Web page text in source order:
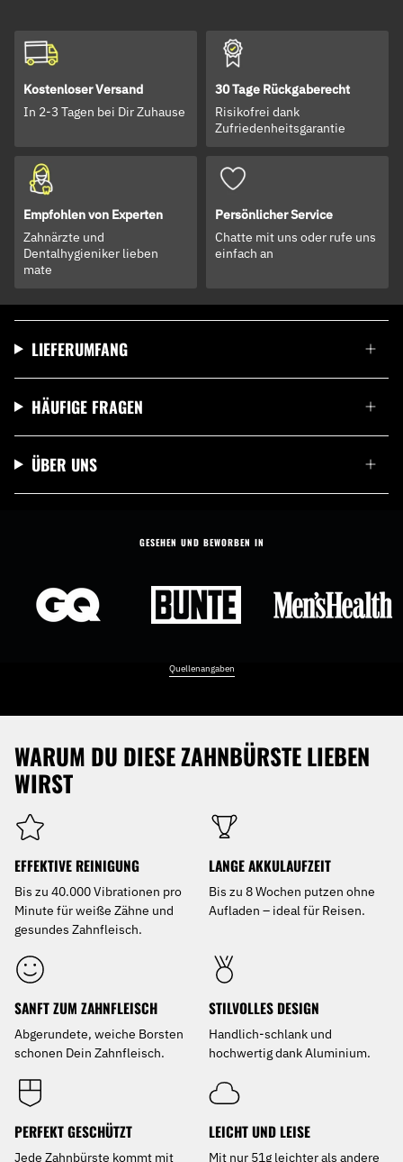
Kostenloser Versand
In 2-3 Tagen bei Dir Zuhause
30 Tage Rückgaberecht
Risikofrei dank
Zufriedenheitsgarantie
Empfohlen von Experten
Zahnärzte und
Dentalhygieniker lieben
mate
Persönlicher Service
Chatte mit uns oder rufe uns
einfach an
LIEFERUMFANG
HÄUFIGE FRAGEN
ÜBER UNS
GESEHEN UND BEWORBEN IN
Quellenangaben
WARUM DU DIESE ZAHNBÜRSTE LIEBEN
WIRST
EFFEKTIVE REINIGUNG
Bis zu 40.000 Vibrationen pro
Minute für weiße Zähne und
gesundes Zahnfleisch.
LANGE AKKULAUFZEIT
Bis zu 8 Wochen putzen ohne
Aufladen – ideal für Reisen.
SANFT ZUM ZAHNFLEISCH
Abgerundete, weiche Borsten
schonen Dein Zahnfleisch.
STILVOLLES DESIGN
Handlich-schlank und
hochwertig dank Aluminium.
PERFEKT GESCHÜTZT
Jede Zahnbürste kommt mit
LEICHT UND LEISE
Mit nur 51g leichter als andere